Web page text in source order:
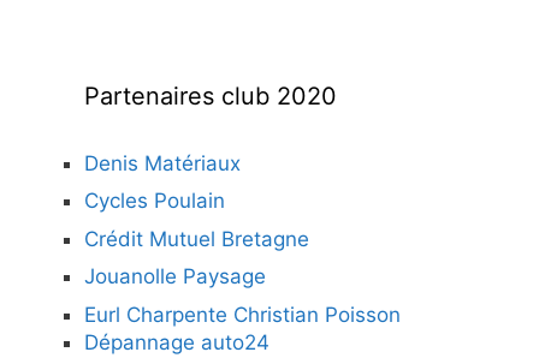
Partenaires club 2020
Denis Matériaux
Cycles Poulain
Crédit Mutuel Bretagne
Jouanolle Paysage
Eurl Charpente Christian Poisson
Dépannage auto24